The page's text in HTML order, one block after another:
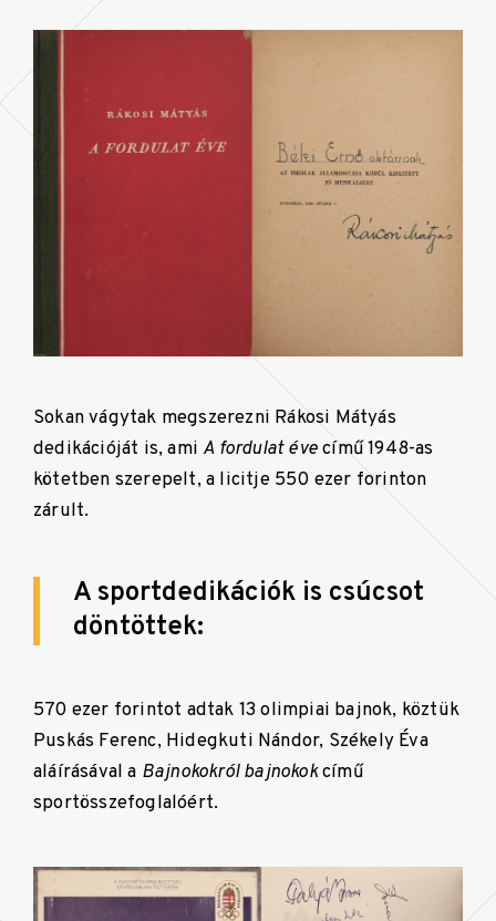
Sokan vágytak megszerezni Rákosi Mátyás
dedikációját is, ami A fordulat évecímű 1948-as
kötetben szerepelt, a licitje 550 ezer forinton
zárult.
A sportdedikációk is csúcsot
döntöttek:
570 ezer forintot adtak 13 olimpiai bajnok, köztük
Puskás Ferenc, Hidegkuti Nándor, Székely Éva
aláírásával a Bajnokokról bajnokokcímű
sportösszefoglalóért.